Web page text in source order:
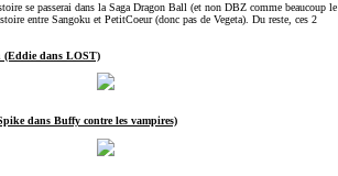
se passerai dans la Saga Dragon Ball (et non DBZ comme beaucoup le
entre Sangoku et PetitCoeur (donc pas de Vegeta). Du reste, ces 2
(Eddie dans LOST)
dans Buffy contre les vampires)